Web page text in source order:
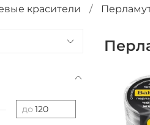
красители
до